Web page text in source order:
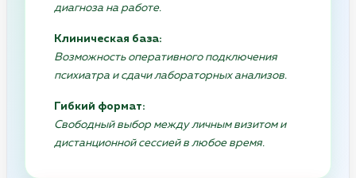
диагноза на работе.
Клиническая база:
Возможность оперативного подключения
психиатра и сдачи лабораторных анализов.
Гибкий формат:
Свободный выбор между личным визитом и
дистанционной сессией в любое время.